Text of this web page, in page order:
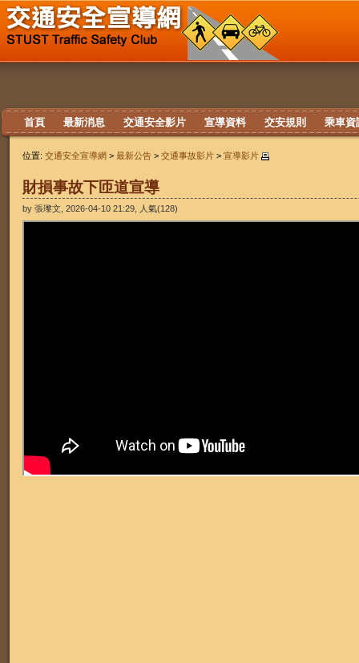
首頁 最新消息 交通安全影片 宣導資料 交安規則 乘車資
位置: 交通安全宣導網 > 最新公告 > 交通事故影片 > 宣導影片
財損事故下匝道宣導
by 張瓈文, 2026-04-10 21:29, 人氣(128)